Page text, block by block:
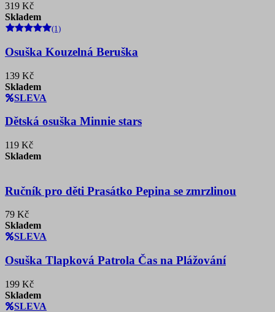
319 Kč
Skladem
(1)
Osuška Kouzelná Beruška
139 Kč
Skladem
SLEVA
Dětská osuška Minnie stars
119 Kč
Skladem
Ručník pro děti Prasátko Pepina se zmrzlinou
79 Kč
Skladem
SLEVA
Osuška Tlapková Patrola Čas na Plážování
199 Kč
Skladem
SLEVA